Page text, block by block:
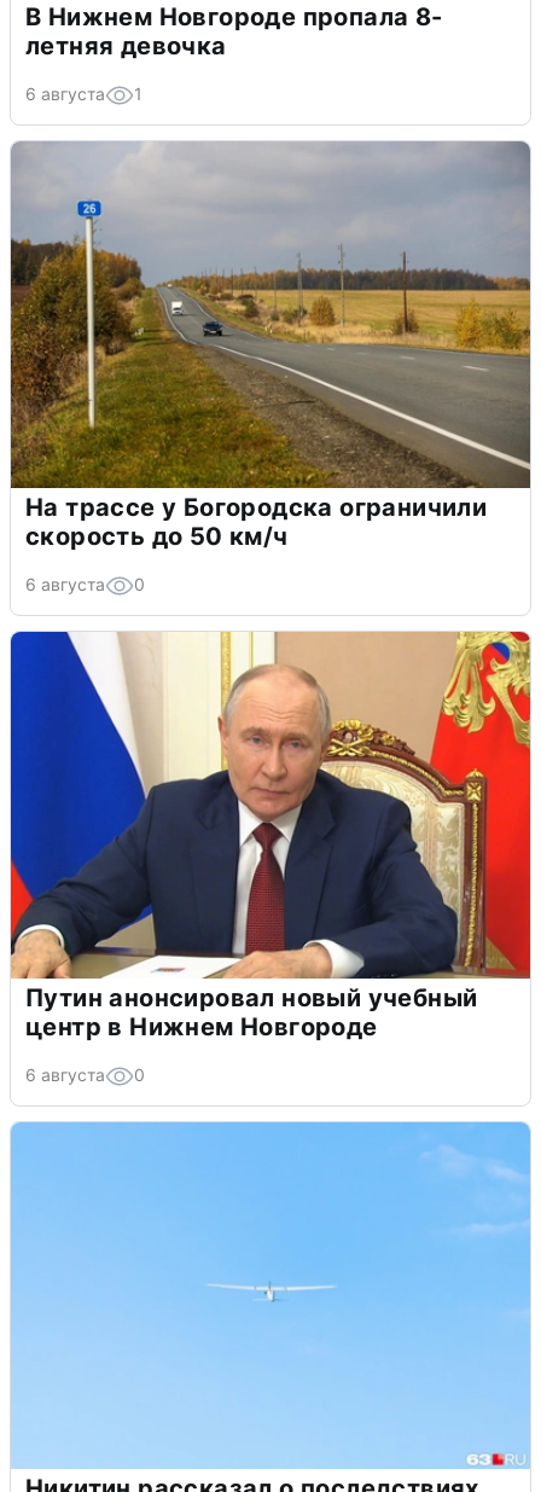
В Нижнем Новгороде пропала 8-
летняя девочка
6 августа 1
На трассе у Богородска ограничили
скорость до 50 км/ч
6 августа 0
Путин анонсировал новый учебный
центр в Нижнем Новгороде
6 августа 0